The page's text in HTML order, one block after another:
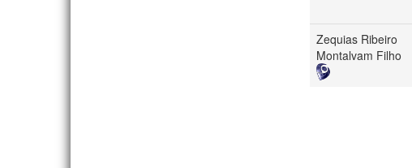
Zequias Ribeiro
Montalvam Filho